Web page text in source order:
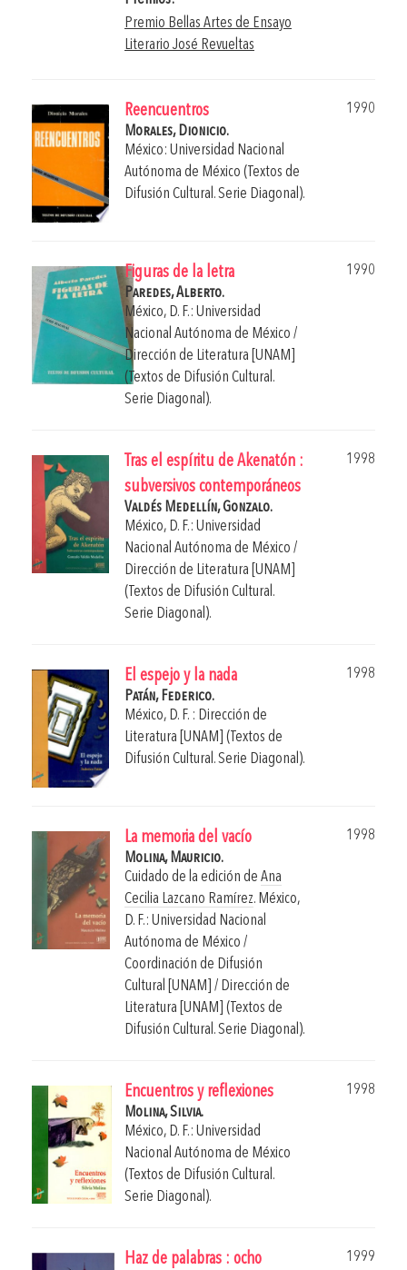
Premio Bellas Artes de Ensayo
Literario José Revueltas
Reencuentros
1990
Morales, Dionicio.
México: Universidad Nacional
Autónoma de México (Textos de
Difusión Cultural. Serie Diagonal).
Figuras de la letra
1990
Paredes, Alberto.
México, D. F.: Universidad
Nacional Autónoma de México /
Dirección de Literatura [UNAM]
(Textos de Difusión Cultural.
Serie Diagonal).
Tras el espíritu de Akenatón :
subversivos contemporáneos
1998
Valdés Medellín, Gonzalo.
México, D. F.: Universidad
Nacional Autónoma de México /
Dirección de Literatura [UNAM]
(Textos de Difusión Cultural.
Serie Diagonal).
El espejo y la nada
1998
Patán, Federico.
México, D. F. : Dirección de
Literatura [UNAM] (Textos de
Difusión Cultural. Serie Diagonal).
La memoria del vacío
1998
Molina, Mauricio.
Cuidado de la edición de Ana
Cecilia Lazcano Ramírez. México,
D. F.: Universidad Nacional
Autónoma de México /
Coordinación de Difusión
Cultural [UNAM] / Dirección de
Literatura [UNAM] (Textos de
Difusión Cultural. Serie Diagonal).
Encuentros y reflexiones
1998
Molina, Silvia.
México, D. F.: Universidad
Nacional Autónoma de México
(Textos de Difusión Cultural.
Serie Diagonal).
Haz de palabras : ocho
1999